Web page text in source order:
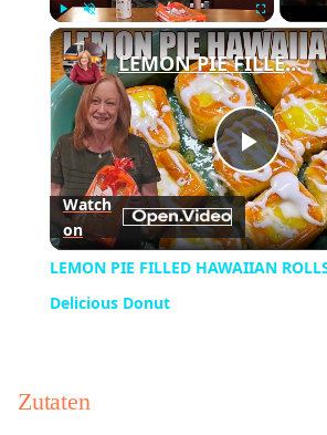
Play Unmute Fullscreen
Play
LEMON PIE FILLED HAWAIIAN ROLLS Tastes Like a Delicious Donut
Watch
on
LEMON PIE FILLED HAWAIIAN
Delicious Donut
Zutaten